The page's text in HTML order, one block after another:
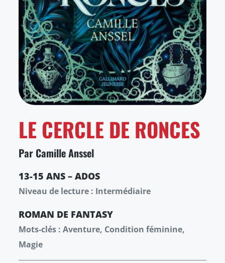
LE CERCLE DE RONCES
Par Camille Anssel
13-15 ANS – ADOS
Niveau de lecture : Intermédiaire
ROMAN DE FANTASY
Mots-clés : Aventure, Condition féminine,
Magie